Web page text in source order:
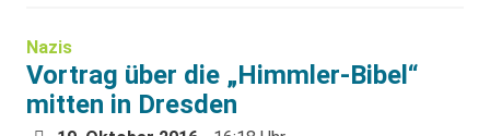
Nazis
Vortrag über die „Himmler-Bibel“
mitten in Dresden